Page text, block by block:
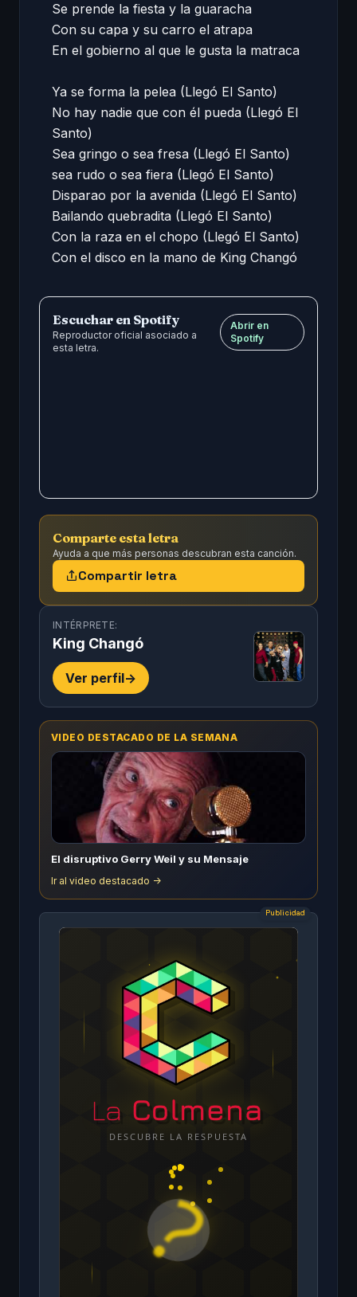
Se prende la fiesta y la guaracha
Con su capa y su carro el atrapa
En el gobierno al que le gusta la matraca
Ya se forma la pelea (Llegó El Santo)
No hay nadie que con él pueda (Llegó El
Santo)
Sea gringo o sea fresa (Llegó El Santo)
sea rudo o sea fiera (Llegó El Santo)
Disparao por la avenida (Llegó El Santo)
Bailando quebradita (Llegó El Santo)
Con la raza en el chopo (Llegó El Santo)
Con el disco en la mano de King Changó
Escuchar en Spotify
Reproductor oficial asociado a
esta letra.
Abrir en
Spotify
Comparte esta letra
Ayuda a que más personas descubran esta canción.
Compartir letra
INTÉRPRETE:
King Changó
Ver perfil->
VIDEO DESTACADO DE LA SEMANA
El disruptivo Gerry Weil y su Mensaje
Ir al video destacado ->
Publicidad